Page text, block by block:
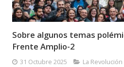
Sobre algunos temas
Frente Amplio-2
31 Octubre 2025 La